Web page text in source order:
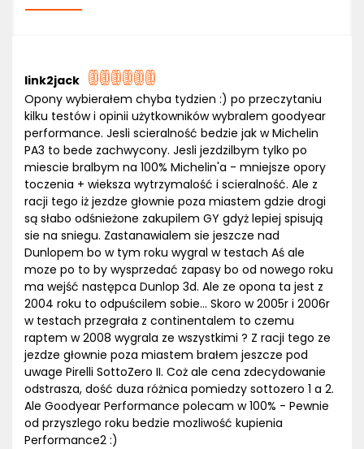
link2jack
Opony wybierałem chyba tydzien :) po przeczytaniu
kilku testów i opinii użytkowników wybralem goodyear
performance. Jesli scieralność bedzie jak w Michelin
PA3 to bede zachwycony. Jesli jezdzilbym tylko po
miescie bralbym na 100% Michelin'a - mniejsze opory
toczenia + wieksza wytrzymalość i scieralność. Ale z
racji tego iż jezdze głownie poza miastem gdzie drogi
są słabo odśnieżone zakupilem GY gdyż lepiej spisują
sie na sniegu. Zastanawialem sie jeszcze nad
Dunlopem bo w tym roku wygral w testach Aś ale
moze po to by wysprzedać zapasy bo od nowego roku
ma wejść następca Dunlop 3d. Ale ze opona ta jest z
2004 roku to odpuścilem sobie... Skoro w 2005r i 2006r
w testach przegrała z continentalem to czemu
raptem w 2008 wygrala ze wszystkimi ? Z racji tego ze
jezdze głownie poza miastem brałem jeszcze pod
uwage Pirelli SottoZero II. Coż ale cena zdecydowanie
odstrasza, dość duza różnica pomiedzy sottozero 1 a 2.
Ale Goodyear Performance polecam w 100% - Pewnie
od przyszlego roku bedzie mozliwość kupienia
Performance2 :)